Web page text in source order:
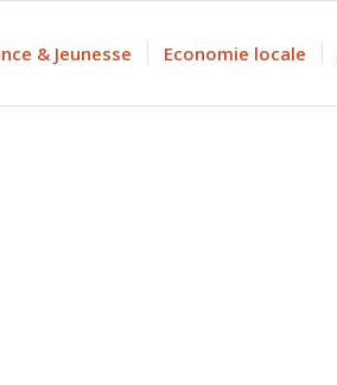
& Jeunesse Economie locale